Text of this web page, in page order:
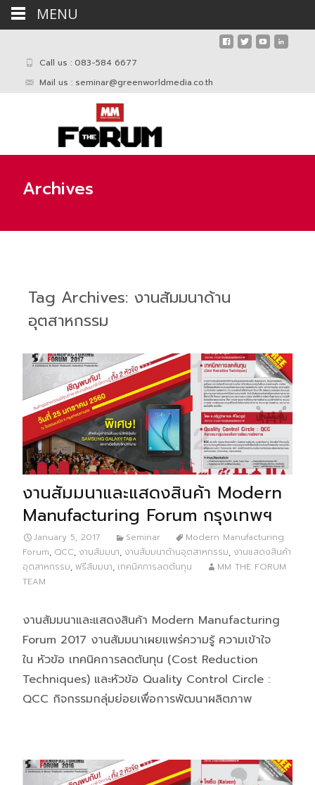
Call us : 083-584 6677
Mail us : seminar@greenworldmedia.co.th
Archives
Tag Archives: งานสัมมนาด้าน
อุตสาหกรรม
งานสัมมนาและแสดงสินค้า Modern
Manufacturing Forum กรุงเทพฯ
January 5, 2017 Seminar
Modern Manufacturing
Forum, QCC, งานสัมมนา, งานสัมมนาด้านอุตสาหกรรม, งานแสดงสินค้า
อุตสาหกรรม, ฟรีสัมมนา, เทคนิคการลดต้นทุน
MM THE FORUM
TEAM
งานสัมมนาและแสดงสินค้า Modern Manufacturing
Forum 2017 งานสัมมนาเผยแพร่ความรู้ ความเข้าใจ
ใน หัวข้อ เทคนิคการลดต้นทุน (Cost Reduction
Techniques) และหัวข้อ Quality Control Circle :
QCC กิจกรรมกลุ่มย่อยเพื่อการพัฒนาผลิตภาพ
MENU